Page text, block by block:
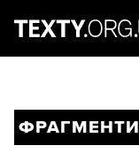
ФРАГМЕНТИ